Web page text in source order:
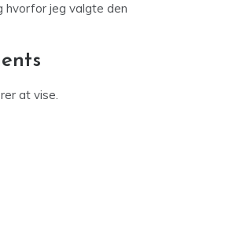
hvorfor jeg valgte den
at vise.